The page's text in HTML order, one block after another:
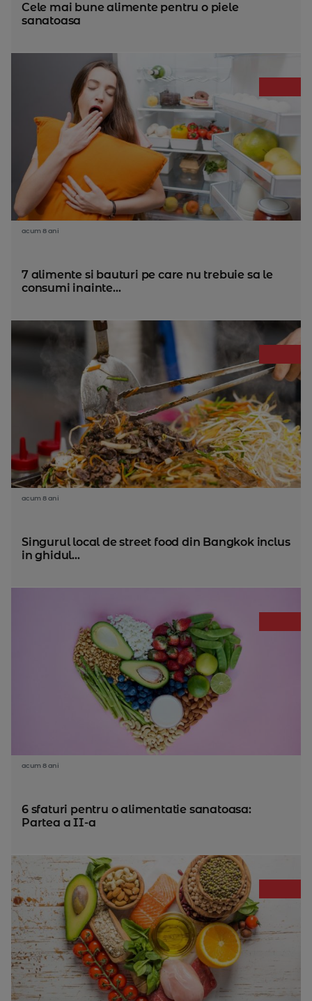
Cele mai bune alimente pentru o piele
sanatoasa
acum 8 ani
7 alimente si bauturi pe care nu trebuie sa le
consumi inainte...
acum 8 ani
Singurul local de street food din Bangkok inclus
in ghidul...
acum 8 ani
6 sfaturi pentru o alimentatie sanatoasa:
Partea a II-a